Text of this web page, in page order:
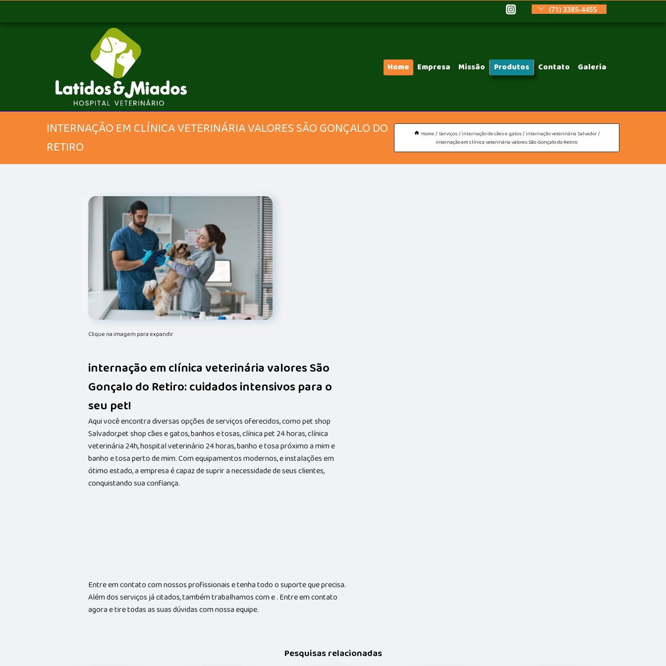
(71) 3385-4455
Home Empresa Missão Produtos Contato Galeria
INTERNAÇÃO EM CLÍNICA VETERINÁRIA VALORES SÃO GONÇALO DO
RETIRO
Home Serviços internação de cães e gatos
internação veterinária Salvador
internação em clínica veterinária valores São Gonçalo do Retiro
Clique na imagem para expandir
internação em clínica veterinária valores São
Gonçalo do Retiro: cuidados intensivos para o
seu pet!
Aqui você encontra diversas opções de serviços oferecidos, como pet shop
Salvador,pet shop cães e gatos, banhos e tosas, clínica pet 24 horas, clínica
veterinária 24h, hospital veterinário 24 horas, banho e tosa próximo a mim e
banho e tosa perto de mim. Com equipamentos modernos, e instalações em
ótimo estado, a empresa é capaz de suprir a necessidade de seus clientes,
conquistando sua confiança.
Entre em contato com nossos profissionais e tenha todo o suporte que precisa.
Além dos serviços já citados, também trabalhamos com e . Entre em contato
agora e tire todas as suas dúvidas com nossa equipe.
Pesquisas relacionadas